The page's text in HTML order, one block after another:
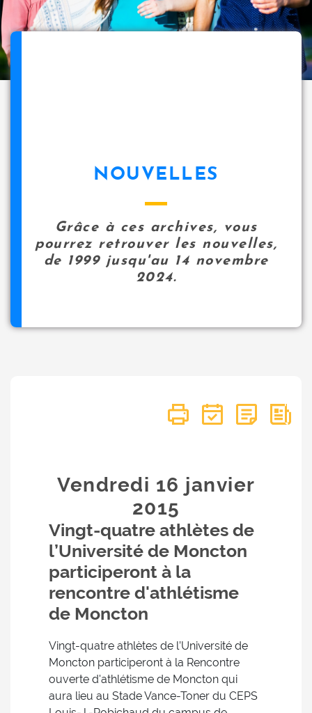
NOUVELLES
Grâce à ces archives, vous
pourrez retrouver les nouvelles,
de 1999 jusqu'au 14 novembre
2024.
Vendredi 16 janvier
2015
Vingt-quatre athlètes de
l’Université de Moncton
participeront à la
rencontre d'athlétisme
de Moncton
Vingt-quatre athlètes de l’Université de
Moncton participeront à la Rencontre
ouverte d'athlétisme de Moncton qui
aura lieu au Stade Vance-Toner du CEPS